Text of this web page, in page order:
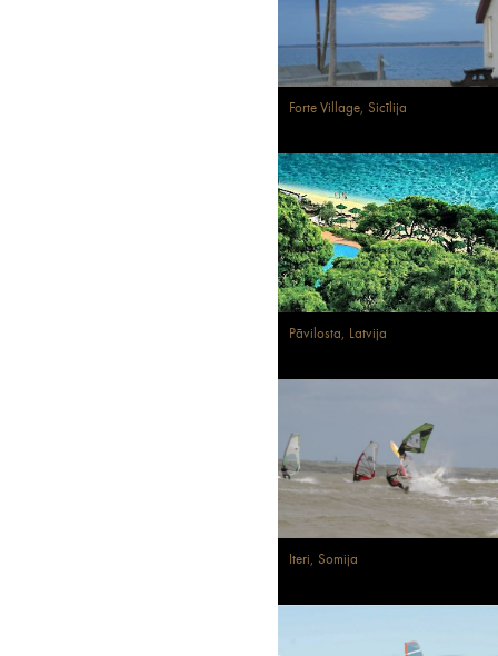
Forte Village, Sicīlija
Pāvilosta, Latvija
Iteri, Somija